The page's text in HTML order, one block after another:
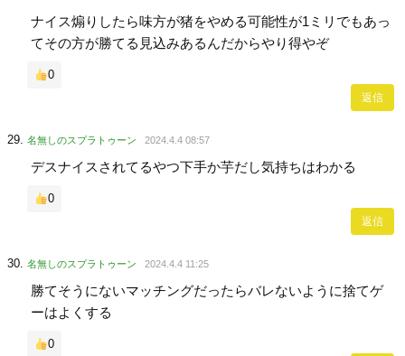
ナイス煽りしたら味方が猪をやめる可能性が1ミリでもあっ
てその方が勝てる見込みあるんだからやり得やぞ
0
返信
名無しのスプラトゥーン 2024.4.4 08:57
デスナイスされてるやつ下手か芋だし気持ちはわかる
0
返信
名無しのスプラトゥーン 2024.4.4 11:25
勝てそうにないマッチングだったらバレないように捨てゲ
ーはよくする
0